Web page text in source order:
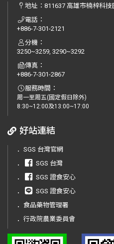
地址：811637 高雄市楠梓科
電話：
+886-7-301-2121
分機：
3250~3259, 3290~3292
傳真：
+886-7-301-2867
服務時間：
周一至周五(國定假日除外)
8:30~12:00及13:00~17:00
好站連結
． SGS 台灣官網
．
SGS 台灣
．
SGS 證食安心
．
SGS 證食安心
． 食品藥物管理署
． 行政院農業委員會